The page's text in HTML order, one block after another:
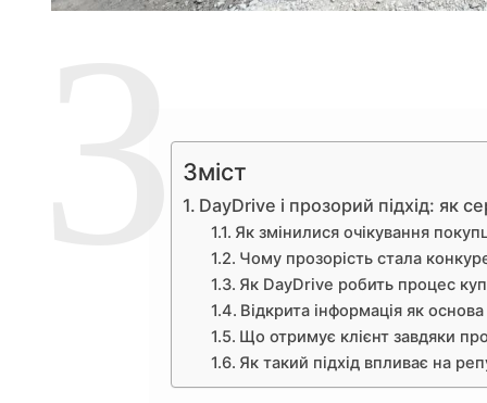
Зміст
DayDrive і прозорий підхід: як
Як змінилися очікування
Чому прозорість стала
Як DayDrive робить процес
Відкрита інформація як основа
Що отримує клієнт завдяки
Як такий підхід впливає на